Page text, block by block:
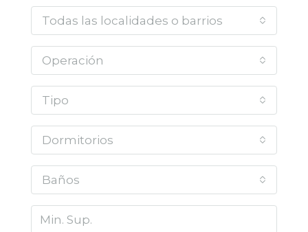
Todas las localidades o barrios
Operación
Tipo
Dormitorios
Baños